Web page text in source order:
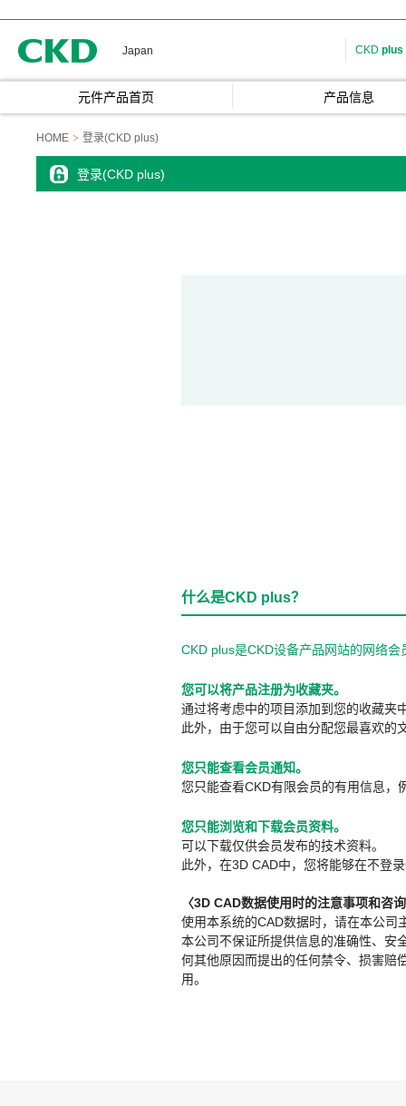
Japan CKD plus
元件产品首页 产品信息
HOME 登录(CKD plus)
登录(CKD plus)
什么是CKD plus？
CKD plus是CKD设备产品网站的网络
您可以将产品注册为收藏夹。
通过将考虑中的项目添加到您的收藏夹
此外，由于您可以自由分配您最喜欢的
您只能查看会员通知。
您只能查看CKD有限会员的有用信息，
您只能浏览和下载会员资料。
可以下载仅供会员发布的技术资料。
此外，在3D CAD中，您将能够在不登
〈3D CAD数据使用时的注意事项和咨
使用本系统的CAD数据时，请在本公司
本公司不保证所提供信息的准确性、安
何其他原因而提出的任何禁令、损害赔
用。